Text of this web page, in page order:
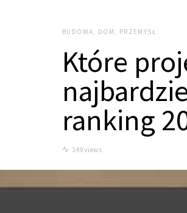
BUDOWA, DOM, PRZEMYSŁ
Które
ranking
149 views